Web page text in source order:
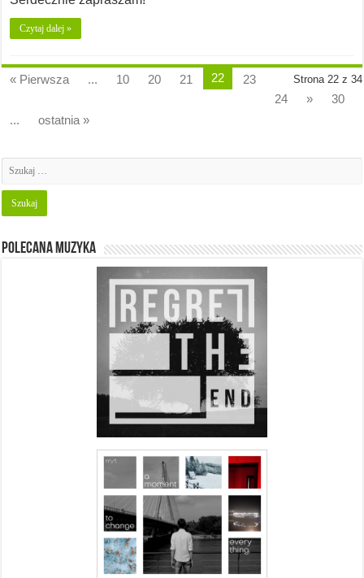
Czytaj dalej »
Strona 22 z 34
« Pierwsza ... 10 20 21 22
23
24
»
30
...
ostatnia »
Polecana muzyka